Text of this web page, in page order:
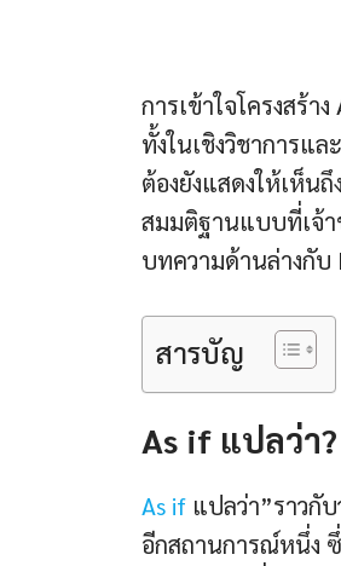
การเข้าใจโครงสร้
ทั้งในเชิงวิชาการแ
ต้องยังแสดงให้เห็น
สมมติฐานแบบที่เจ้า
บทความด้านล่างกับ
สารบัญ
As if แปลว่า?
As if แปลว่า”ราวกั
อีกสถานการณ์หนึ่ง